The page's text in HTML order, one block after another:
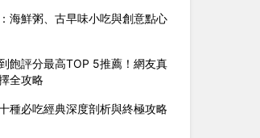
海鮮粥、古早味小吃與創意點心
飽評分最高TOP 5推薦！網友真
全攻略
種必吃經典深度剖析與終極攻略